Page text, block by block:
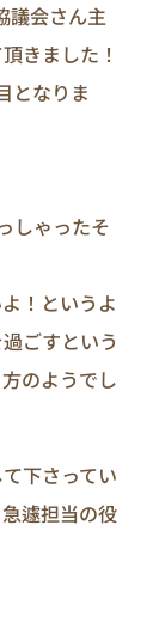
議会さん主
きました！
となりま
しゃったそ
！というよ
ごすという
のようでし
下さってい
遽担当の役